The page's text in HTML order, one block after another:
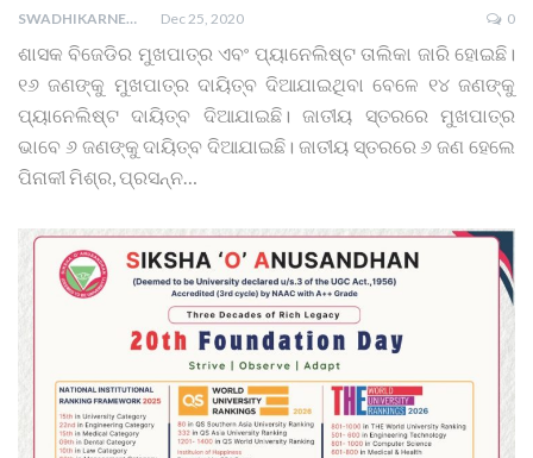
SWADHIKARNEWS Dec 25, 2020 0
ଶାସକ ବିଜେଡିର ମୁଖପାତ୍ର ଏବଂ ପ୍ୟାନେଲିଷ୍ଟ ତାଲିକା ଜାରି ହୋଇଛି।
୧୬ ଜଣଙ୍କୁ ମୁଖପାତ୍ର ଦାୟିତ୍ବ ଦିଆଯାଇଥିବା ବେଳେ ୧୪ ଜଣଙ୍କୁ
ପ୍ୟାନେଲିଷ୍ଟ ଦାୟିତ୍ବ ଦିଆଯାଇଛି। ଜାତୀୟ ସ୍ତରରେ ମୁଖପାତ୍ର
ଭାବେ ୬ ଜଣଙ୍କୁ ଦାୟିତ୍ବ ଦିଆଯାଇଛି। ଜାତୀୟ ସ୍ତରରେ ୬ ଜଣ ହେଲେ
ପିନାକୀ ମିଶ୍ର, ପ୍ରସନ୍ନ…